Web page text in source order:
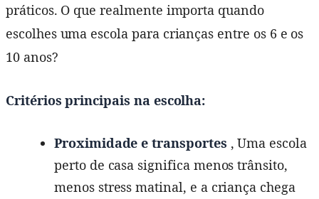
práticos. O que realmente importa quando
escolhes uma escola para crianças entre os 6 e os
10 anos?
Critérios principais na escolha:
Proximidade e transportes , Uma escola
perto de casa significa menos trânsito,
menos stress matinal, e a criança chega